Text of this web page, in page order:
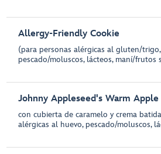
Allergy-Friendly Cookie
(para personas alérgicas al gluten/
pescado/moluscos, lácteos, maní/frutos
Johnny Appleseed's Warm Apple
con cubierta de caramelo y crema
alérgicas al huevo, pescado/moluscos,